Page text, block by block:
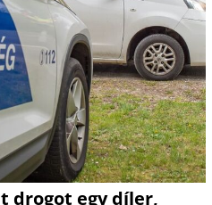
drogot egy díler,